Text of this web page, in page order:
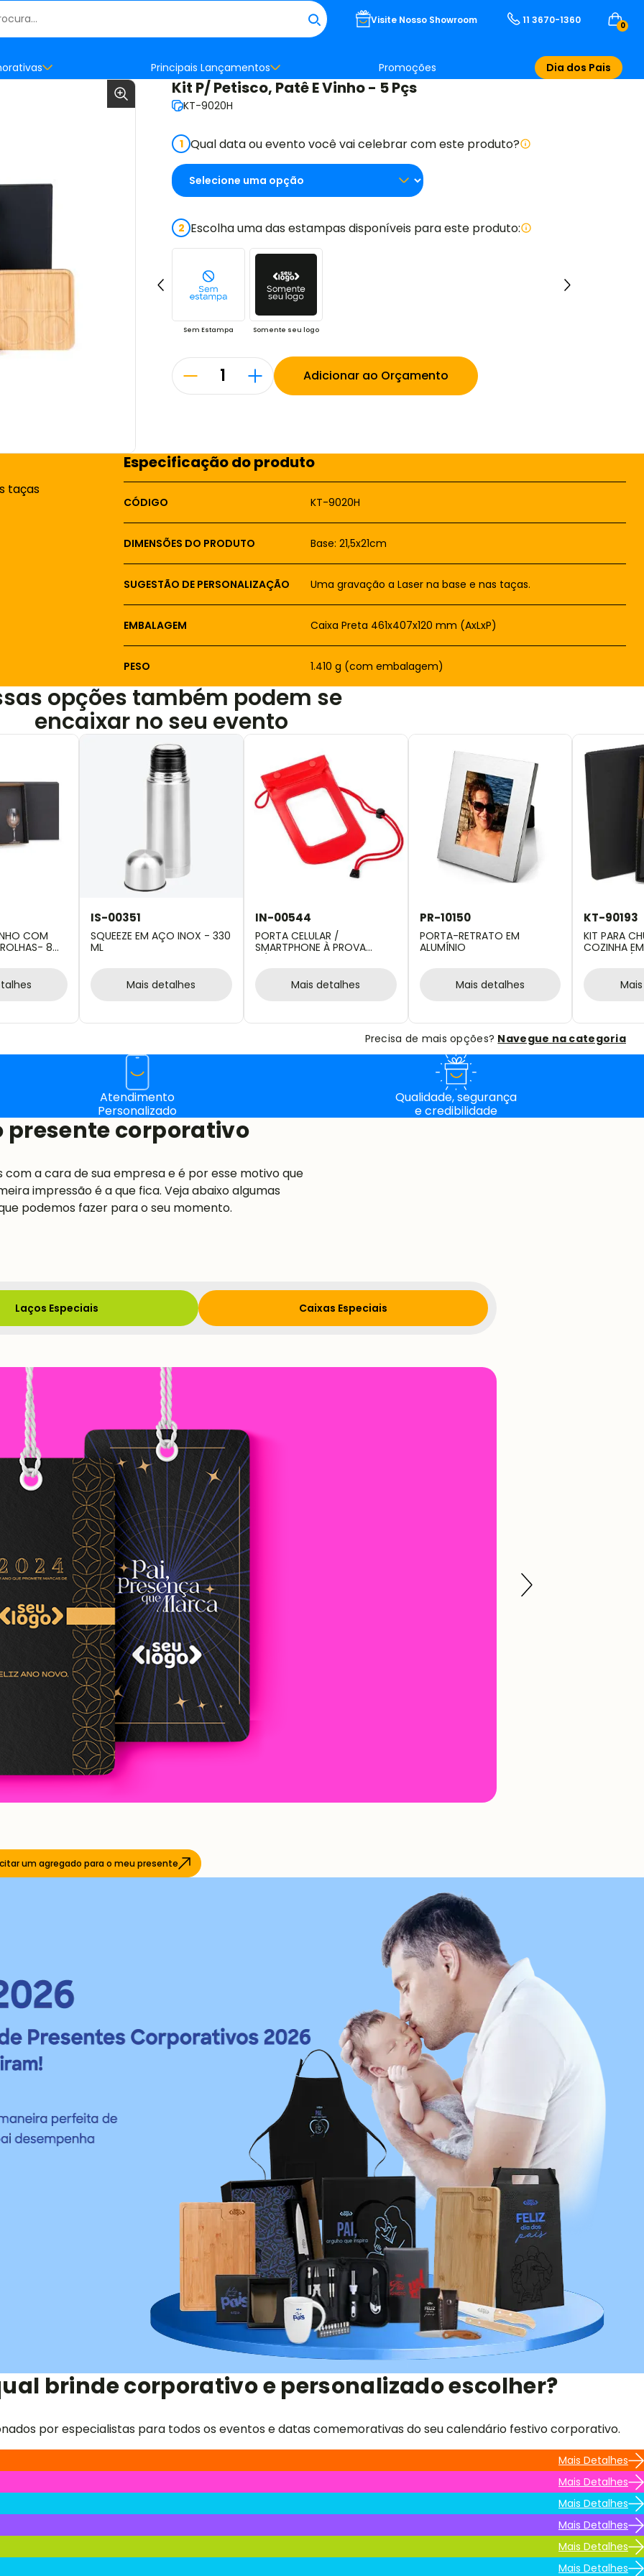
Visite Nosso Showroom 11 3670-1360 0
Principais Lançamentos Promoções Dia dos Pais
Kit P/ Petisco, Patê E Vinho - 5 Pçs
KT-9020H
1 Qual data ou evento você vai celebrar com este produto?
2 Escolha uma das estampas disponíveis para este produto:
Sem Estampa Somente seu logo
Adicionar ao Orçamento
taças
Especificação do produto
CÓDIGO KT-9020H
DIMENSÕES DO PRODUTO Base: 21,5x21cm
SUGESTÃO DE PERSONALIZAÇÃO Uma gravação a Laser na base e nas taças.
EMBALAGEM Caixa Preta 461x407x120 mm (AxLxP)
PESO 1.410 g (com embalagem)
opções também podem se
encaixar no seu evento
COM
8
IS-00351
SQUEEZE EM AÇO INOX - 330
ML
Mais detalhes
IN-00544
PORTA CELULAR /
SMARTPHONE À PROVA
DÁGUA - VERMELHO
Mais detalhes
PR-10150
PORTA-RETRATO EM
ALUMÍNIO
Mais detalhes
KT-90193
KIT PARA
COZINHA
MADEIRA /
Precisa de mais opções? Navegue na categoria
Atendimento
Personalizado
Qualidade, segurança
e credibilidade
presente corporativo
a cara de sua empresa e é por esse motivo que
impressão é a que fica. Veja abaixo algumas
podemos fazer para o seu momento.
Laços Especiais Caixas Especiais
um agregado para o meu presente
brinde corporativo e personalizado escolher?
por especialistas para todos os eventos e datas comemorativas do seu calendário festivo corporativo.
Mais Detalhes
Mais Detalhes
Mais Detalhes
Mais Detalhes
Mais Detalhes
Mais Detalhes